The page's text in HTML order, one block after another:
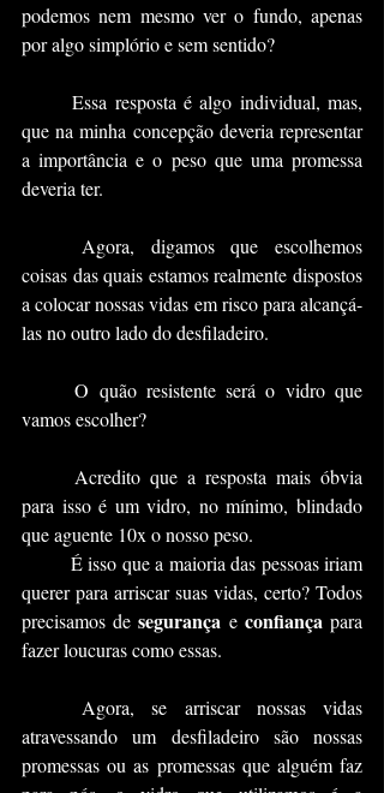
podemos nem mesmo ver o fundo, apenas
por algo simplório e sem sentido?
	Essa resposta é algo individual, mas,
que na minha concepção deveria representar
a importância e o peso que uma promessa
deveria ter.
coisas das quais estamos realmente dispostos
a colocar nossas vidas em risco para alcançá-
las no outro lado do desfiladeiro.
	O quão resistente será o vidro que
vamos escolher?
para isso é um vidro, no mínimo, blindado
que aguente 10x o nosso peso.
querer para arriscar suas vidas, certo? Todos
precisamos de segurança e confiança para
fazer loucuras como essas.
atravessando um desfiladeiro são nossas
promessas ou as promessas que alguém faz